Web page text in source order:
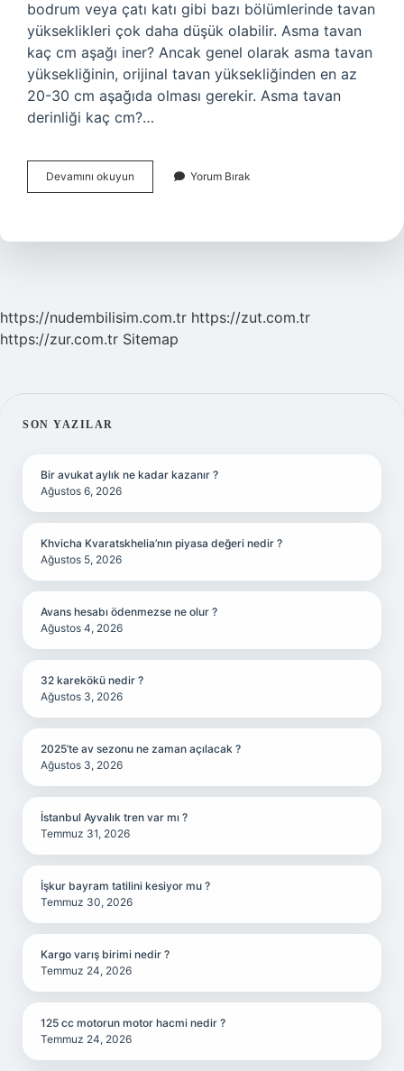
bodrum veya çatı katı gibi bazı bölümlerinde tavan
yükseklikleri çok daha düşük olabilir. Asma tavan
kaç cm aşağı iner? Ancak genel olarak asma tavan
yüksekliğinin, orijinal tavan yüksekliğinden en az
20-30 cm aşağıda olması gerekir. Asma tavan
derinliği kaç cm?…
Devamını okuyun
Tavan
Kadar
Yorum Bırak
https://nudembilisim.com.tr https://zut.com.tr
https://zur.com.tr Sitemap
SIDEBAR
SON YAZILAR
Bir avukat aylık ne kadar kazanır ?
Ağustos 6, 2026
Khvicha Kvaratskhelia’nın piyasa değeri nedir ?
Ağustos 5, 2026
Avans hesabı ödenmezse ne olur ?
Ağustos 4, 2026
32 karekökü nedir ?
Ağustos 3, 2026
2025’te av sezonu ne zaman açılacak ?
Ağustos 3, 2026
İstanbul Ayvalık tren var mı ?
Temmuz 31, 2026
İşkur bayram tatilini kesiyor mu ?
Temmuz 30, 2026
Kargo varış birimi nedir ?
Temmuz 24, 2026
125 cc motorun motor hacmi nedir ?
Temmuz 24, 2026